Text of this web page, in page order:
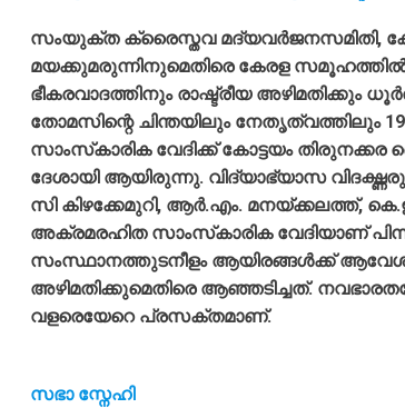
സംയുക്ത ക്രൈസ്തവ മദ്യവര്‍ജനസമിതി,
മയക്കുമരുന്നിനുമെതിരെ കേരള
ഭീകരവാദത്തിനും രാഷ്ട്രീയ
തോമസിന്റെ ചിന്തയിലും നേതൃത്വത്തിലും
സാംസ്‌കാരിക വേദിക്ക് കോട്ടയം
ദേശായി ആയിരുന്നു. വിദ്യാഭ്യാസ
സി കിഴക്കേമുറി, ആര്‍.എം. മനയ്ക്കലത്ത്,
അക്രമരഹിത സാംസ്‌കാരിക വേദിയാണ്
സംസ്ഥാനത്തുടനീളം ആയിരങ്ങള്‍ക്ക്
അഴിമതിക്കുമെതിരെ ആഞ്ഞടിച്ചത്.
വളരെയേറെ പ്രസക്തമാണ്.
സഭാ സ്നേഹി